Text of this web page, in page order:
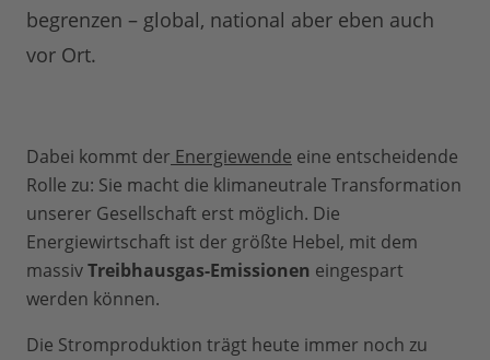
begrenzen – global, national aber eben auch
vor Ort.
Dabei kommt der Energiewende eine entscheidende
Rolle zu: Sie macht die klimaneutrale Transformation
unserer Gesellschaft erst möglich. Die
Energiewirtschaft ist der größte Hebel, mit dem
massivTreibhausgas-Emissionen eingespart
werden können.
Die Stromproduktion trägt heute immer noch zu